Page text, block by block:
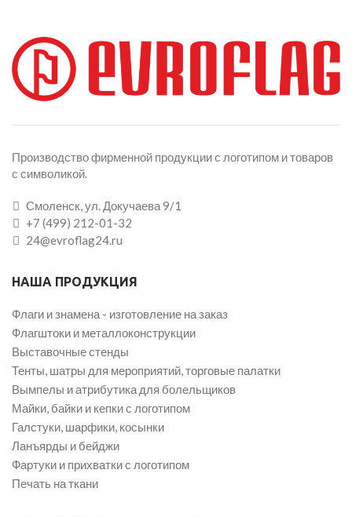
Производство фирменной продукции с логотипом и товаров
с символикой.
Смоленск, ул. Докучаева 9/1
+7 (499) 212-01-32
24@evroflag24.ru
НАША ПРОДУКЦИЯ
Флаги и знамена - изготовление на заказ
Флагштоки и металлоконструкции
Выставочные стенды
Тенты, шатры для мероприятий, торговые палатки
Вымпелы и атрибутика для болельщиков
Майки, байки и кепки с логотипом
Галстуки, шарфики, косынки
Ланъярды и бейджи
Фартуки и прихватки с логотипом
Печать на ткани